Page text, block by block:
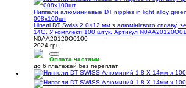
Ниппели алюминиевые DT nipples in light alloy
008х100шт
Ніпелі DT Swiss 2.0×12 мм з алюмінієвого сплаву,
14G. У комплекті 100 штук. Артикул
N0AA20120O0100
2024 грн.
Оплата частями
до 6 платежей без переплат